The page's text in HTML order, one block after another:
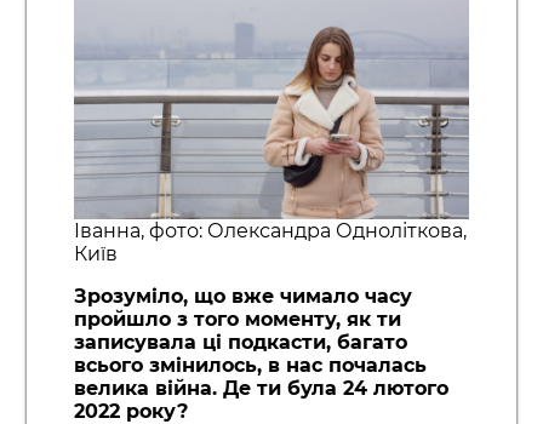
Іванна, фото: Олександра Одноліткова,
Київ
Зрозуміло, що вже чимало часу
пройшло з того моменту, як ти
записувала ці подкасти, багато
всього змінилось, в нас почалась
велика війна. Де ти була 24 лютого
2022 року?